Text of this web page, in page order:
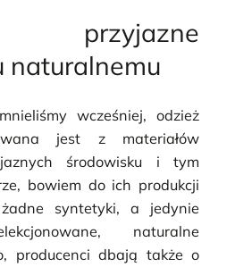
przyjazne
naturalnemu
wcześniej, odzież
jest z materiałów
środowisku i tym
bowiem do ich produkcji
syntetyki, a jedynie
naturalne
producenci dbają także o